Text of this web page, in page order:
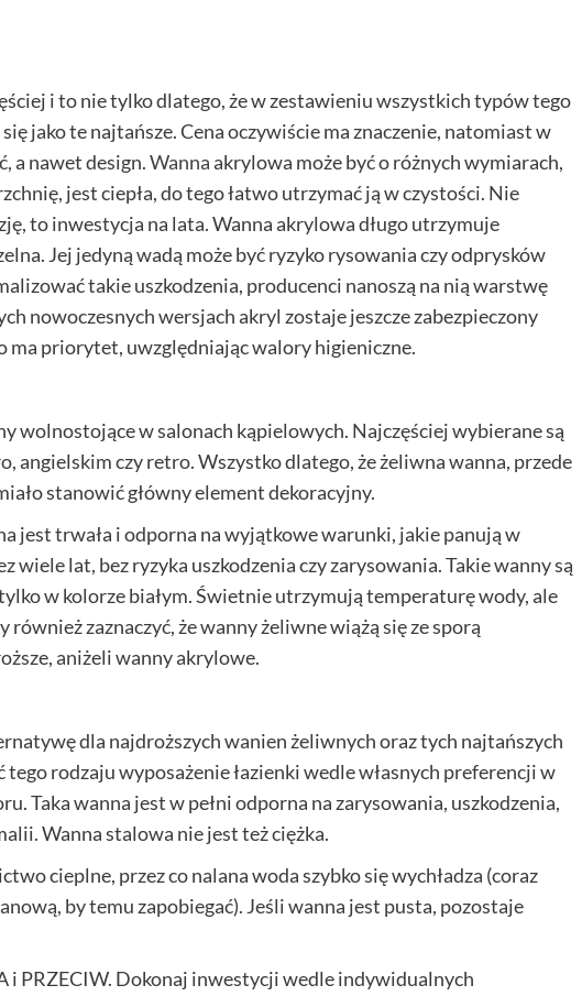
i to nie tylko dlatego, że w zestawieniu wszystkich typów tego
jako te najtańsze. Cena oczywiście ma znaczenie, natomiast w
a nawet design.Wannaakrylowa może być o różnych wymiarach,
jest ciepła, do tego łatwo utrzymać ją w czystości. Nie
to inwestycja na lata. Wanna akrylowa długo utrzymuje
Jej jedyną wadą może być ryzyko rysowania czy odprysków
takie uszkodzenia, producenci nanoszą na nią warstwę
nowoczesnych wersjach akryl zostaje jeszcze zabezpieczony
ma priorytet, uwzględniając walory higieniczne.
wolnostojące w salonach kąpielowych. Najczęściej wybierane są
angielskim czy retro. Wszystko dlatego, że żeliwna wanna, przede
stanowić główny element dekoracyjny.
jest trwała i odporna na wyjątkowe warunki, jakie panują w
wiele lat, bez ryzyka uszkodzenia czy zarysowania. Takie wanny są
w kolorze białym. Świetnie utrzymują temperaturę wody, ale
również zaznaczyć, że wanny żeliwne wiążą się ze sporą
aniżeli wanny akrylowe.
dla najdroższych wanien żeliwnych oraz tych najtańszych
rodzaju wyposażenie łazienki wedle własnych preferencji w
Taka wanna jest w pełni odporna na zarysowania, uszkodzenia,
Wanna stalowa nie jest też ciężka.
cieplne, przez co nalana woda szybko się wychładza (coraz
by temu zapobiegać). Jeśli wanna jest pusta, pozostaje
i PRZECIW. Dokonaj inwestycji wedle indywidualnych